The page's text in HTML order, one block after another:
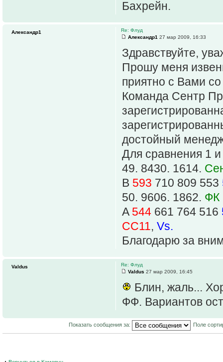
Бахрейн.
Re: Флуд
Александр1 27 мар 2009, 16:33
Здравствуйте,
Прошу меня
приятно с Вами
Команда Сентр
достойный
Для сравнения 1
49. 8430. 1614.
B 593 710 809 553
50. 9606. 1862. ФК
A 544 661 764 516
СС11, Vs.
Благодарю за
Александр1
Re: Флуд
Valdus 27 мар 2009, 16:45
Блин, жаль...
ФФ. Вариантов
Valdus
Показать сообщения за: Поле